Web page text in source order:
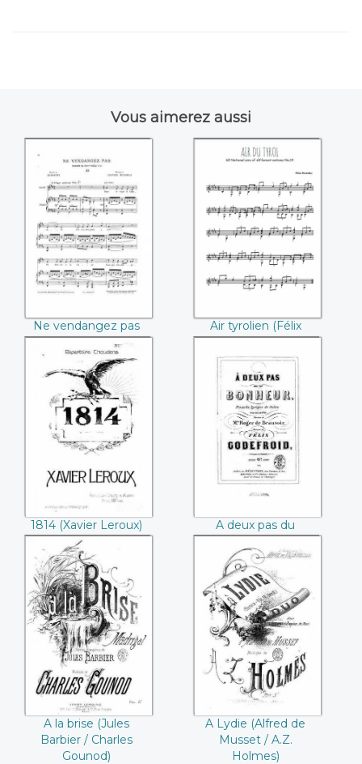
Vous aimerez aussi
Ne vendangez pas
(Gustave Michiels)
Ne vendangez pas
(Gustave Michiels)
Air tyrolien (Félix
Horetzky)
Air tyrolien (Félix
Horetzky)
1814 (Xavier
Leroux)
1814 (Xavier Leroux)
A deux pas du
bonheur (Roger de
Beauvoir / Félix
Godefroid)
A deux pas du
bonheur (Roger de
Beauvoir / Félix
Godefroid)
A la brise (Jules
Barbier / Charles
Gounod)
A la brise (Jules
Barbier / Charles
Gounod)
A Lydie (Alfred de
Musset / A.Z.
Holmes)
A Lydie (Alfred de
Musset / A.Z.
Holmes)